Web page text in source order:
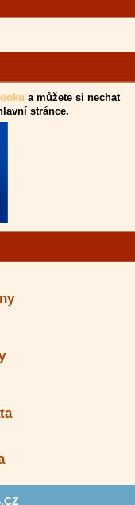
a můžete si nechat
stránce.